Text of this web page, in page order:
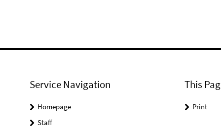
Service Navigation
Homepage
Staff
This
Print